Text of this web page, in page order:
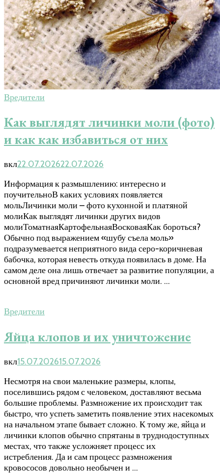
Вредители
Как выглядят личинки моли (фото)
и как как избавиться от них
вкл22.07.202622.07.2026
Информация к размышлению: интересно и
поучительноВ каких условиях появляется
мольЛичинки моли – фото кухонной и платяной
молиКак выглядят личинки других видов
молиТоматнаяКартофельнаяВосковаяКак бороться?
Обычно под выражением «шубу съела моль»
подразумевается неприятного вида серо-коричневая
бабочка, которая невесть откуда появилась в доме. На
самом деле она лишь отвечает за развитие популяции, а
основной вред причиняют личинки моли. …
Вредители
Яйца клопов и их уничтожение
вкл15.07.202615.07.2026
Несмотря на свои маленькие размеры, клопы,
поселившись рядом с человеком, доставляют весьма
большие проблемы. Размножение их происходит так
быстро, что успеть заметить появление этих насекомых
на начальном этапе бывает сложно. К тому же, яйца и
личинки клопов обычно спрятаны в труднодоступных
местах, что также усложняет процесс их
истребления. Да и сам процесс размножения
кровососов довольно необычен и …